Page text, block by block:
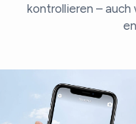
kontrollieren –